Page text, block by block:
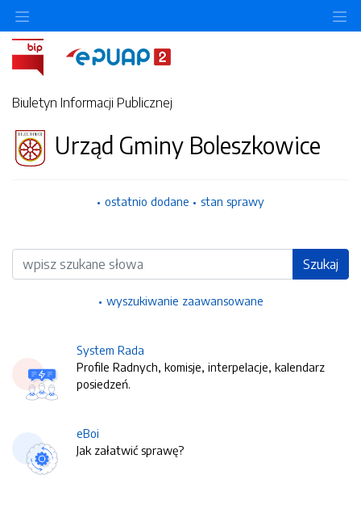
Biuletyn Informacji Publicznej
Urząd Gminy Boleszkowice
ostatnio dodane stan sprawy
Wyszukiwarka Szukaj
wyszukiwanie zaawansowane
System Rada
Profile Radnych, komisje, interpelacje, kalendarz
posiedzeń.
eBoi
Jak załatwić sprawę?